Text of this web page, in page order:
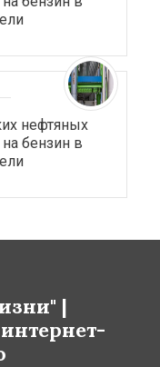
нефтяных
бензин в
|